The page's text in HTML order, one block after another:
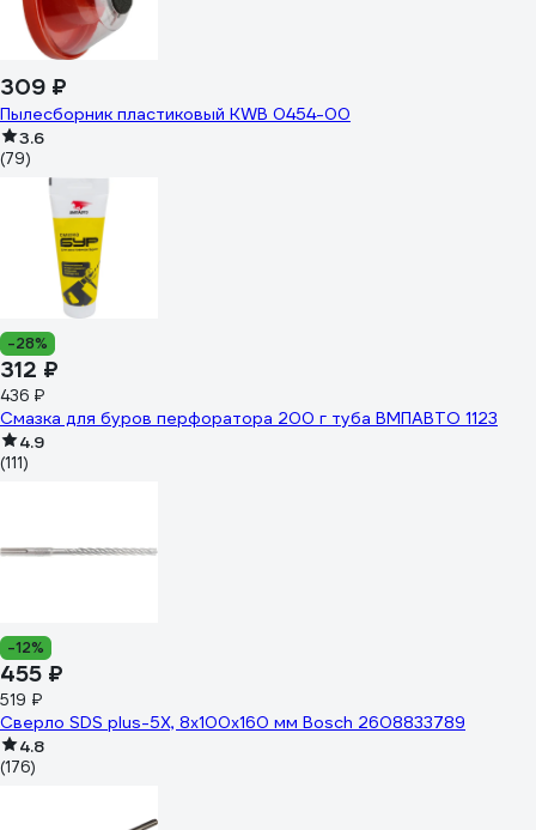
309 ₽
Пылесборник пластиковый KWB 0454-00
3.6
(79)
-28%
312 ₽
436 ₽
Смазка для буров перфоратора 200 г туба ВМПАВТО 1123
4.9
(111)
-12%
455 ₽
519 ₽
Сверло SDS plus-5X, 8x100x160 мм Bosch 2608833789
4.8
(176)